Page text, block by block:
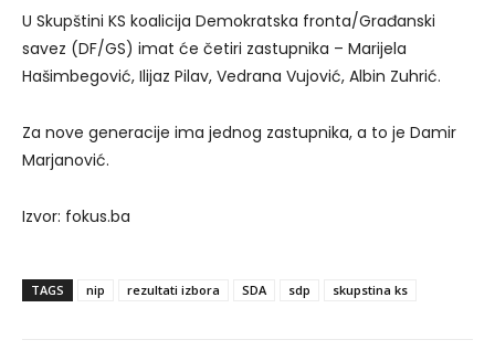
U Skupštini KS koalicija Demokratska fronta/Građanski
savez (DF/GS) imat će četiri zastupnika – Marijela
Hašimbegović, Ilijaz Pilav, Vedrana Vujović, Albin Zuhrić.
Za nove generacije ima jednog zastupnika, a to je Damir
Marjanović.
Izvor: fokus.ba
TAGS nip rezultati izbora SDA sdp skupstina ks